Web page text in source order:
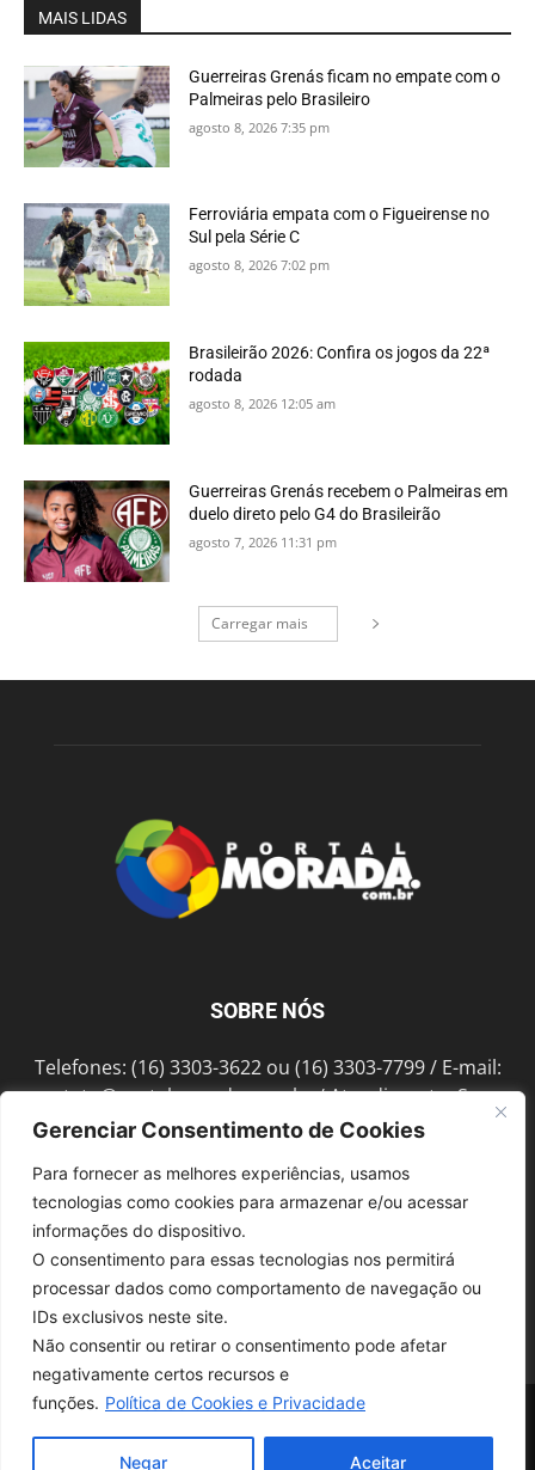
Gerenciar Consentimento de Cookies
Para fornecer as melhores experiências, usamos
tecnologias como cookies para armazenar e/ou acessar
informações do dispositivo.
O consentimento para essas tecnologias nos permitirá
processar dados como comportamento de navegação ou
IDs exclusivos neste site.
Não consentir ou retirar o consentimento pode afetar
negativamente certos recursos e
funções. Política de Cookies e Privacidade
Negar Aceitar
MAIS LIDAS
Guerreiras Grenás ficam no empate com o
Palmeiras pelo Brasileiro
agosto 8, 2026 7:35 pm
Ferroviária empata com o Figueirense no
Sul pela Série C
agosto 8, 2026 7:02 pm
Brasileirão 2026: Confira os jogos da 22ª
rodada
agosto 8, 2026 12:05 am
Guerreiras Grenás recebem o Palmeiras em
duelo direto pelo G4 do Brasileirão
agosto 7, 2026 11:31 pm
Carregar mais
SOBRE NÓS
Telefones: (16) 3303-3622 ou (16) 3303-7799 / E-mail:
contato@portalmorada.com.br/ Atendimento: Seg a
Sex das 8h às 18h / Endereço: Av. Bento de Abreu, 889
SIGA-NOS
© 1997-2022, GRUPO ROBERTO MONTORO É proibida a reprodução do
conteúdo em qualquer meio de comunicação, eletrônico ou impresso,